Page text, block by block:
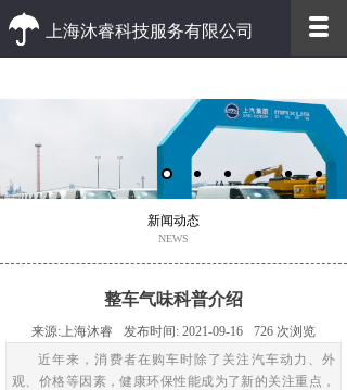
上海沐睿科技服务有限公司
优质的客户服务 高效的办事效率
新闻动态
NEWS
整车气味科普介绍
来源:上海沐睿 发布时间: 2021-09-16 726 次浏览
近年来，消费者在购车时除了关注汽车动力、外
观、价格等因素，健康环保性能成为了新的关注重点，